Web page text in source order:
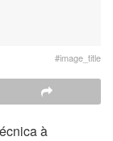
#image_title
à